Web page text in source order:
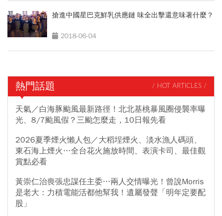
搶進中國星巴克鮮乳供應鏈 味全出擊還意味著什麼？
2018-06-04
熱門話題 / HOT ARTICLES /
天氣／白海豚颱風最新路徑！北北基桃暴風圈侵襲率曝
光、8/7颱風假？三颱怎麼走，10日報先看
2026夏季煙火懶人包／大稻埕煙火、淡水漁人碼頭、
東石海上煙火…全台花火施放時間、表演卡司、最佳觀
賞點必看
黃崇仁治喪張忠謀任主委…兩人交情曝光！曾說Morris
是老大：力積電能活都他幫我！遺屬發聲「明年定要配
股」